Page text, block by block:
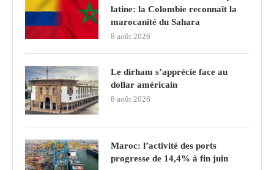
latine: la Colombie reconnaît la
marocanité du Sahara
8 août 2026
Le dirham s’apprécie face au
dollar américain
8 août 2026
Maroc: l’activité des ports
progresse de 14,4% à fin juin